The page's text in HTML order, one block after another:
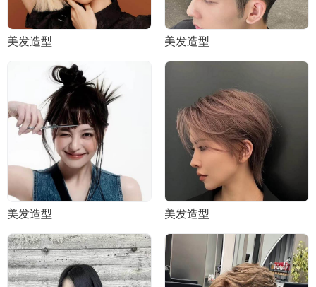
美发造型 美发造型
美发造型 美发造型